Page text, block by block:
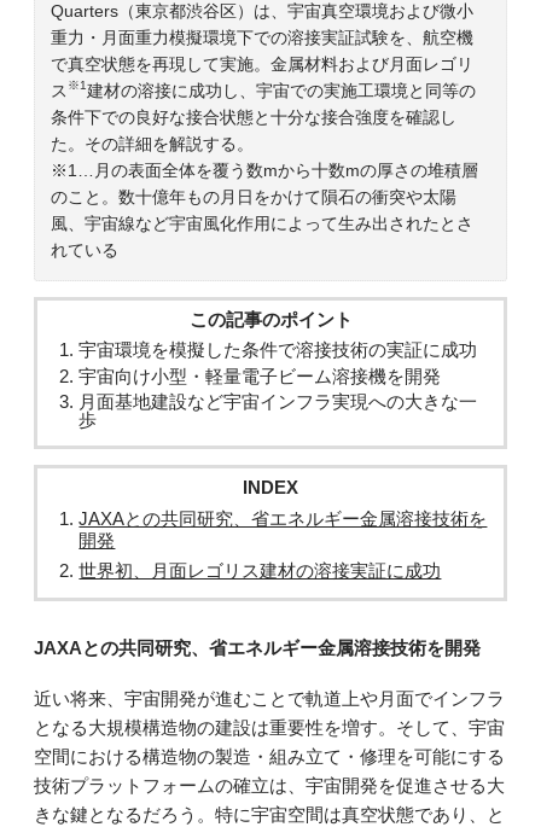
Quarters（東京都渋谷区）は、宇宙真空環境および微小
重力・月面重力模擬環境下での溶接実証試験を、航空機
で真空状態を再現して実施。金属材料および月面レゴリ
ス ※1建材の溶接に成功し、宇宙での実施工環境と同等の
条件下での良好な接合状態と十分な接合強度を確認し
た。その詳細を解説する。
※1…月の表面全体を覆う数mから十数mの厚さの堆積層
のこと。数十億年もの月日をかけて隕石の衝突や太陽
風、宇宙線など宇宙風化作用によって生み出されたとさ
れている
この記事のポイント
宇宙環境を模擬した条件で溶接技術の実証に成功
宇宙向け小型・軽量電子ビーム溶接機を開発
月面基地建設など宇宙インフラ実現への大きな一
歩
INDEX
JAXAとの共同研究、省エネルギー金属溶接技術を
開発
世界初、月面レゴリス建材の溶接実証に成功
JAXAとの共同研究、省エネルギー金属溶接技術を開発
近い将来、宇宙開発が進むことで軌道上や月面でインフラ
となる大規模構造物の建設は重要性を増す。そして、宇宙
空間における構造物の製造・組み立て・修理を可能にする
技術プラットフォームの確立は、宇宙開発を促進させる大
きな鍵となるだろう。特に宇宙空間は真空状態であり、と